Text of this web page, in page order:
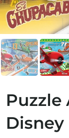
Puzzle
Disney